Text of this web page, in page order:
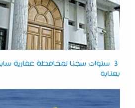
3 سنوات سجنا لمحافظة عقارية
بعنابة